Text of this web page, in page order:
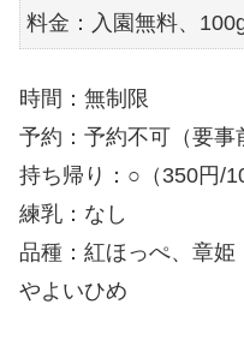
料金：入園無料、
時間：無制限
予約：予約不可（要事
持ち帰り：○（350円/
練乳：なし
品種：紅ほっぺ、章姫
やよいひめ